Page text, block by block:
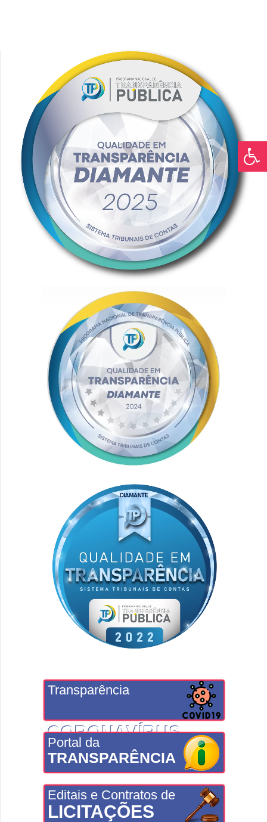
Transparência
CORONAVÍRUS
Portal da
TRANSPARÊNCIA
Editais e Contratos de
LICITAÇÕES